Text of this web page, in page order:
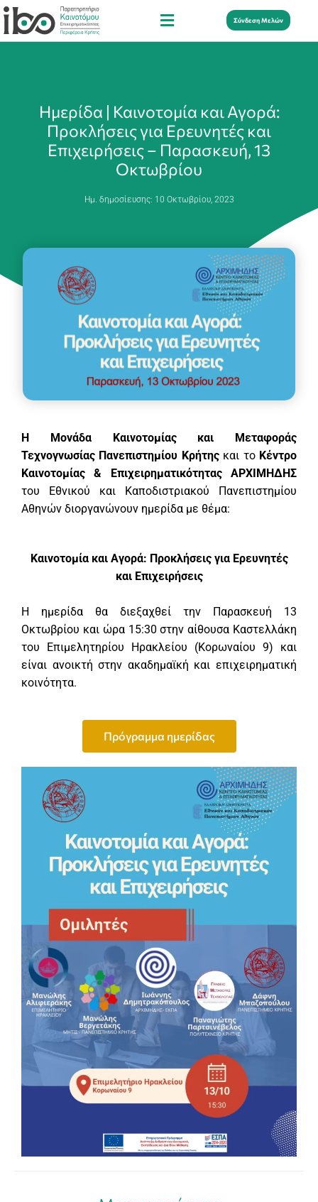
Σύνδεση Μελών
Ημερίδα | Καινοτομία και Αγορά:
Προκλήσεις για Ερευνητές και
Επιχειρήσεις – Παρασκευή, 13
Οκτωβρίου
Ημ. δημοσίευσης: 10 Οκτωβρίου, 2023
Η Μονάδα Καινοτομίας και Μεταφοράς
Τεχνογνωσίας Πανεπιστημίου Κρήτηςκαι το Κέντρο
Καινοτομίας & Επιχειρηματικότητας ΑΡΧΙΜΗΔΗΣ
του Εθνικού και Καποδιστριακού Πανεπιστημίου
Αθηνών διοργανώνουν ημερίδα με θέμα:
Καινοτομία και Αγορά: Προκλήσεις για Ερευνητές
και Επιχειρήσεις
Η ημερίδα θα διεξαχθεί την Παρασκευή 13
Οκτωβρίου και ώρα 15:30 στην αίθουσα Καστελλάκη
του Επιμελητηρίου Ηρακλείου (Κορωναίου 9) και
είναι ανοικτή στην ακαδημαϊκή και επιχειρηματική
κοινότητα.
Πρόγραμμα ημερίδας